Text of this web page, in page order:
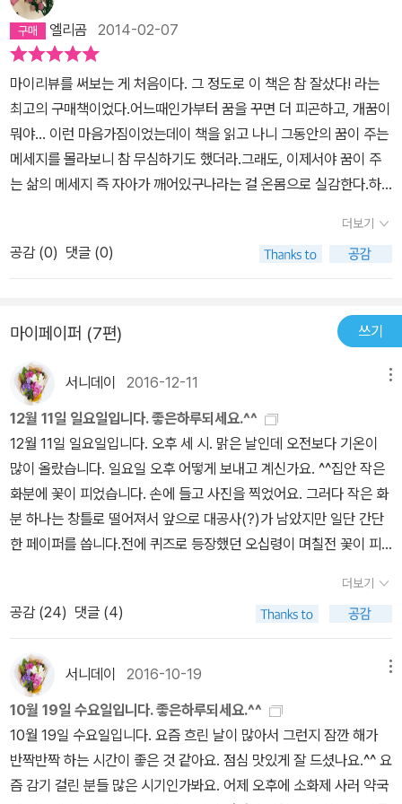
엘리곰 2014-02-07
마이리뷰를 써보는 게 처음이다. 그 정도로 이 책은 참 잘샀다! 라는
최고의 구매책이었다.어느때인가부터 꿈을 꾸면 더 피곤하고, 개꿈이
뭐야... 이런 마음가짐이었는데이 책을 읽고 나니 그동안의 꿈이 주는
메세지를 몰라보니 참 무심하기도 했더라.그래도, 이제서야 꿈이 주
는 삶의 메세지 즉 자아가 깨어있구나라는 걸 온몸으로 실감한다.하
역할을 하는구나!라고 매일 느끼고 있다.플러스+저자님께서 말씀하
신대로 정말 꿈이 주는 장치 또한 알아가는 재미가 쏠쏠하다.하여튼
이 책에 나온대로 모든 것이 내 꿈에 통용될지는 모르지만내 나름대
더보기
공감 (0) 댓글 (0)
마이페이퍼 (7편) 쓰기
서니데이 2016-12-11
12월 11일 일요일입니다. 좋은하루되세요.^^
12월 11일 일요일입니다. 오후 세 시. 맑은 날인데 오전보다 기온이
많이 올랐습니다. 일요일 오후 어떻게 보내고 계신가요. ^^집안 작은
화분에 꽃이 피었습니다. 손에 들고 사진을 찍었어요. 그러다 작은 화
분 하나는 창틀로 떨어져서 앞으로 대공사(?)가 남았지만 일단 간단
한 페이퍼를 씁니다.전에 퀴즈로 등장했던 오십령이 며칠전 꽃이 피
어야 합니다. 작은 화분들이 가끔 꽃을 피우면 길을 걷다 만나는 커다
랗고 화려한 장미나 다른 꽃들과는 또다른 소소한 어여쁨이 있습니
다. 빗을 깨끗하게 씻는 꿈을 꾸었습니다. 그래서일 것 같은데, 머리를
빗고 나서 빗을 보았습니다. 빗을 씻는 꿈의 의미는 잘 모릅니다만, 매
일 쓰는 게 빗인데, 별로 관심이 없었다는 생각은 들어서, 점심먹고는
깨끗하게 씻어두었습니다. 청소를 한다거나 정리를 한다거나, 또는
손을 씻는다는 그런 것들은 사소한 것이지만 가끔씩 기분전환에 좋을
때도 있는 것 같습니다. 하고 싶을 때 한다면요.^^오전에 이어 오후에
도 소잉데이지 신상품 만들기를 계속하면 저녁이 금방 올 것 같은데
더보기
공감 (24) 댓글 (4)
서니데이 2016-10-19
10월 19일 수요일입니다. 좋은하루되세요.^^
10월 19일 수요일입니다. 요즘 흐린 날이 많아서 그런지 잠깐 해가
반짝반짝 하는 시간이 좋은 것 같아요. 점심 맛있게 잘 드셨나요.^^ 요
즘 감기 걸린 분들 많은 시기인가봐요. 어제 오후에 소화제 사러 약국